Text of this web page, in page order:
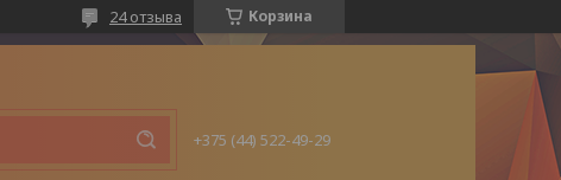
Корзина
24 отзыва
+375 (44) 522-49-29